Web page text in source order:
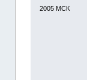
2005 МСК